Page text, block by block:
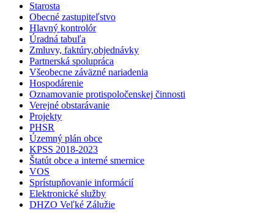
Starosta
Obecné zastupiteľstvo
Hlavný kontrolór
Úradná tabuľa
Zmluvy, faktúry,objednávky
Partnerská spolupráca
Všeobecne záväzné nariadenia
Hospodárenie
Oznamovanie protispoločenskej činnosti
Verejné obstarávanie
Projekty
PHSR
Územný plán obce
KPSS 2018-2023
Štatút obce a interné smernice
VOS
Sprístupňovanie informácií
Elektronické služby
DHZO Veľké Zálužie